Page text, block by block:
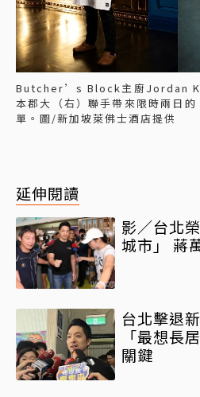
Butcher’s Block主廚Jordan
本郡大（右）聯手帶來限時兩日的
單。圖/新加坡萊佛士酒店提供
延伸閱讀
影／台北
城市」 蔣
台北擊退
「最想長居城市
關鍵